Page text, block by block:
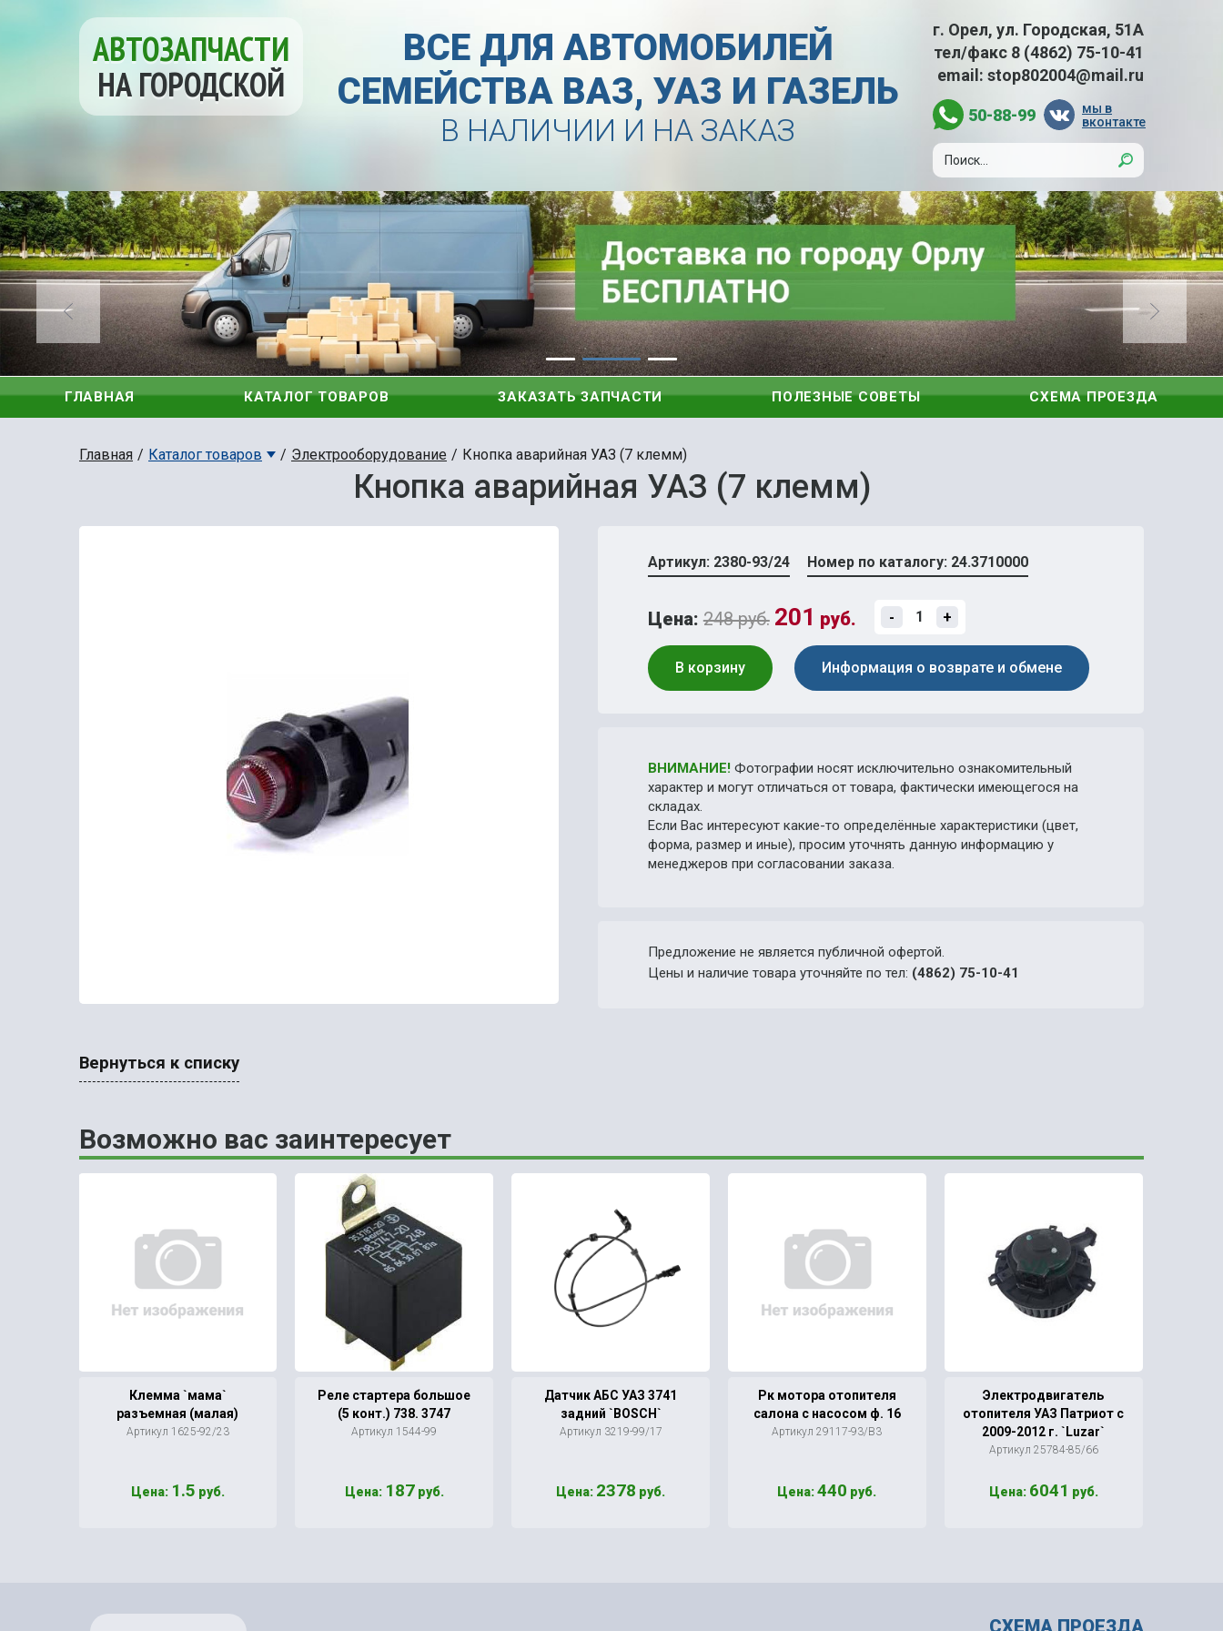
АВТОЗАПЧАСТИ
НА ГОРОДСКОЙ
ВСЕ ДЛЯ АВТОМОБИЛЕЙ
СЕМЕЙСТВА ВАЗ, УАЗ И ГАЗЕЛЬ
В НАЛИЧИИ И НА ЗАКАЗ
г. Орел, ул. Городская, 51А
тел/факс 8 (4862) 75-10-41
email: stop802004@mail.ru
50-88-99
мы в
вконтакте
ГЛАВНАЯ КАТАЛОГ ТОВАРОВ ЗАКАЗАТЬ ЗАПЧАСТИ ПОЛЕЗНЫЕ СОВЕТЫ СХЕМА ПРОЕЗДА
Главная Каталог товаров Электрооборудование Кнопка аварийная УАЗ (7 клемм)
Кнопка аварийная УАЗ (7 клемм)
Артикул: 2380-93/24 Номер по каталогу: 24.3710000
Цена: 248 руб. 201 руб. - +
В корзину Информация о возврате и обмене
ВНИМАНИЕ!Фотографии носят исключительно ознакомительный
характер и могут отличаться от товара, фактически имеющегося на
складах.
Если Вас интересуют какие-то определённые характеристики (цвет,
форма, размер и иные), просим уточнять данную информацию у
менеджеров при согласовании заказа.
Предложение не является публичной офертой.
Цены и наличие товара уточняйте по тел: (4862) 75-10-41
Вернуться к списку
Возможно вас заинтересует
Клемма `мама`
разъемная (малая)
Артикул 1625-92/23
Цена: 1.5 руб.
Реле стартера большое
(5 конт.) 738. 3747
Артикул 1544-99
Цена: 187руб.
Датчик АБС УАЗ 3741
задний `BOSCH`
Артикул 3219-99/17
Цена: 2378 руб.
Рк мотора отопителя
салона с насосом ф. 16
Артикул 29117-93/В3
Цена:440 руб.
Электродвигатель
отопителя УАЗ Патриот с
2009-2012 г. `Luzar`
Артикул 25784-85/66
Цена: 6041 руб.
СХЕМА ПРОЕЗДА